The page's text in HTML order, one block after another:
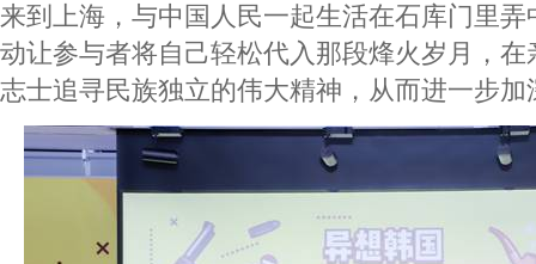
来到上海，与中国人民一起生活在石库门里
动让参与者将自己轻松代入那段烽火岁月，
志士追寻民族独立的伟大精神，从而进一步加